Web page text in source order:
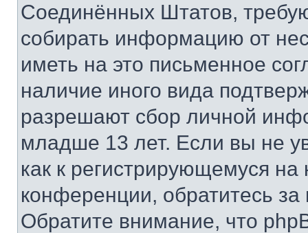
Соединённых Штатов,
собирать информацию от
иметь на это письменное
наличие иного вида
разрешают сбор личной
младше 13 лет. Если вы не
как к регистрирующемуся
конференции, обратитесь
Обратите внимание, что